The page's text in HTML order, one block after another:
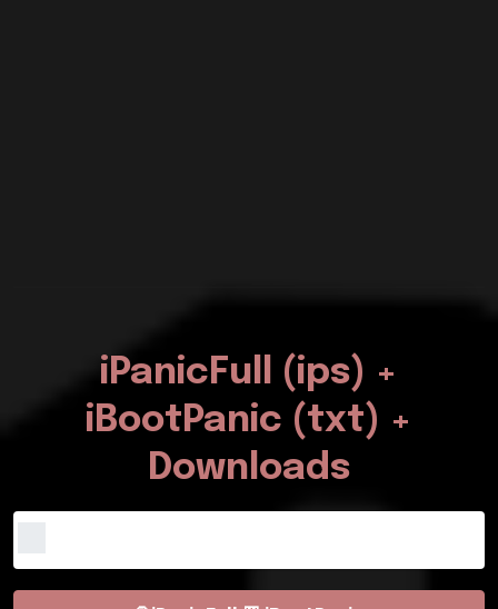
iPanicFull (ips) +
iBootPanic (txt) +
Downloads